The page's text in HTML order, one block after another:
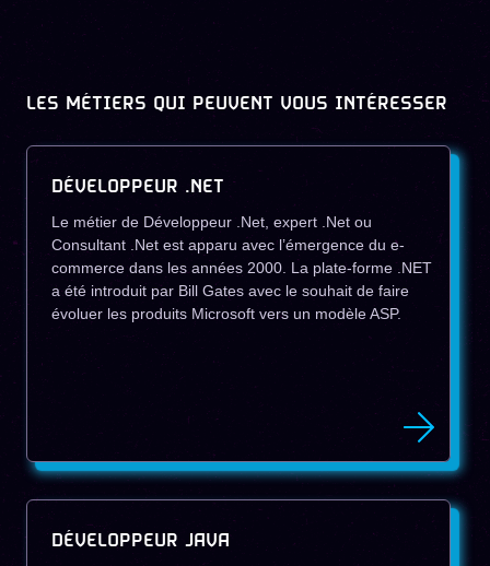
LES MÉTIERS QUI PEUVENT VOUS INTÉRESSER
DÉVELOPPEUR .NET
Le métier de Développeur .Net, expert .Net ou
Consultant .Net est apparu avec l’émergence du e-
commerce dans les années 2000. La plate-forme .NET
a été introduit par Bill Gates avec le souhait de faire
évoluer les produits Microsoft vers un modèle ASP.
DÉVELOPPEUR JAVA